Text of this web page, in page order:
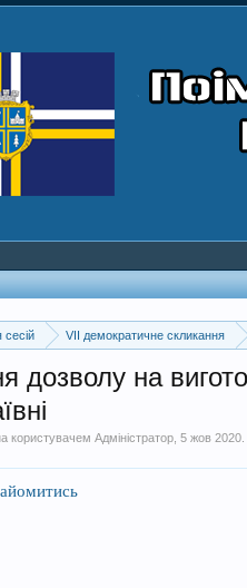
сесій VII демократичне скликання
дозволу на
користувачемАдміністратор ,5 жов 2020